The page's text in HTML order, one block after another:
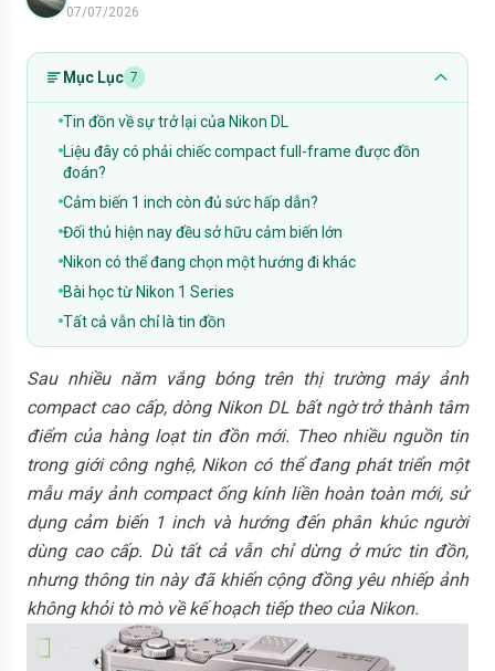
07/07/2026
Mục Lục 7
Tin đồn về sự trở lại của Nikon DL
Liệu đây có phải chiếc compact full-frame được đồn
đoán?
Cảm biến 1 inch còn đủ sức hấp dẫn?
Đối thủ hiện nay đều sở hữu cảm biến lớn
Nikon có thể đang chọn một hướng đi khác
Bài học từ Nikon 1 Series
Tất cả vẫn chỉ là tin đồn
Sau nhiều năm vắng bóng trên thị trường máy ảnh
compact cao cấp, dòng Nikon DL bất ngờ trở thành tâm
điểm của hàng loạt tin đồn mới. Theo nhiều nguồn tin
trong giới công nghệ, Nikon có thể đang phát triển một
mẫu máy ảnh compact ống kính liền hoàn toàn mới, sử
dụng cảm biến 1 inch và hướng đến phân khúc người
dùng cao cấp. Dù tất cả vẫn chỉ dừng ở mức tin đồn,
nhưng thông tin này đã khiến cộng đồng yêu nhiếp ảnh
không khỏi tò mò về kế hoạch tiếp theo của Nikon.